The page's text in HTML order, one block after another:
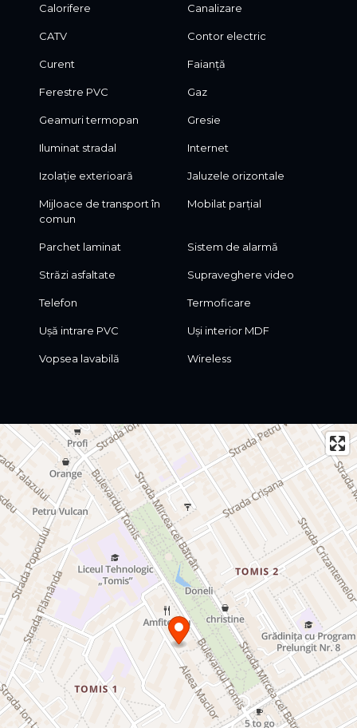
Calorifere Canalizare
CATV Contor electric
Curent Faianță
Ferestre PVC Gaz
Geamuri termopan Gresie
Iluminat stradal Internet
Izolație exterioară Jaluzele orizontale
Mijloace de transport în
comun
Mobilat parțial
Parchet laminat Sistem de alarmă
Străzi asfaltate Supraveghere video
Telefon Termoficare
Ușă intrare PVC Uși interior MDF
Vopsea lavabilă Wireless